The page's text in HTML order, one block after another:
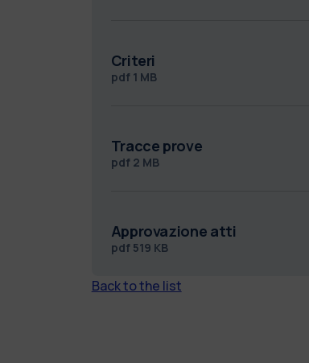
Criteri
pdf 1 MB
Tracce prove
pdf 2 MB
Approvazione atti
pdf 519 KB
Back to the list